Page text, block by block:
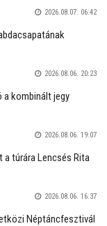
2026.08.07. 06:42
2026.08.06. 20:23
a kombinált jegy
2026.08.06. 19:07
a túrára Lencsés Rita
2026.08.06. 16:37
Néptáncfesztivál